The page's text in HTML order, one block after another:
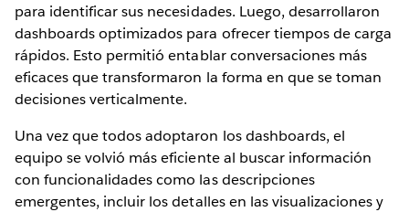
para identificar sus necesidades. Luego, desarrollaron
dashboards optimizados para ofrecer tiempos de carga
rápidos. Esto permitió entablar conversaciones más
eficaces que transformaron la forma en que se toman
decisiones verticalmente.
Una vez que todos adoptaron los dashboards, el
equipo se volvió más eficiente al buscar información
con funcionalidades como las descripciones
emergentes, incluir los detalles en las visualizaciones y